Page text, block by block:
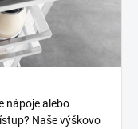
nápoje alebo
Naše výškovo